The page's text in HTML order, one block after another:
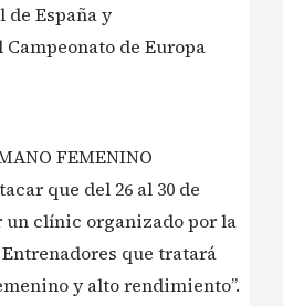
España y
de Europa
FEMENINO
que del 26 al 30 de
clínic organizado por la
que tratará
y alto rendimiento”.